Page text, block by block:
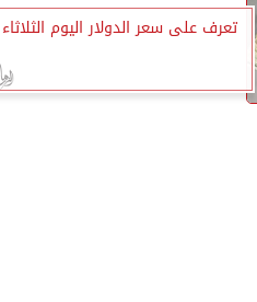
تعرف على سعر الدولار اليوم الثلاثاء